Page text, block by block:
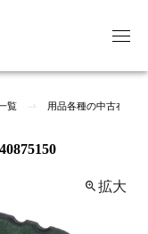
覧 用品各種の中古在庫一
拡大